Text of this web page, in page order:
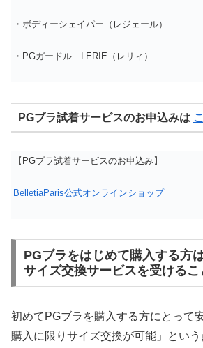
・ボディーシェイパー（レジェール）
・PGガードル LERIE（レリィ）
PGブラ試着サービスのお申込みは
【PGブラ試着サービスのお申込み】
BelletiaParis公式オンラインショップ
PGブラをはじめて購入する方
サイズ交換サービスを受ける
初めてPGブラを購入する方にとって
購入に限りサイズ交換が可能」という